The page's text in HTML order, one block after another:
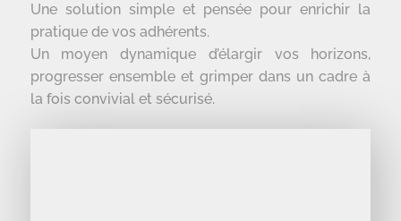
Une solution simple et pensée pour enrichir la
pratique de vos adhérents.
Un moyen dynamique d’élargir vos horizons,
progresser ensemble et grimper dans un cadre à
la fois convivial et sécurisé.